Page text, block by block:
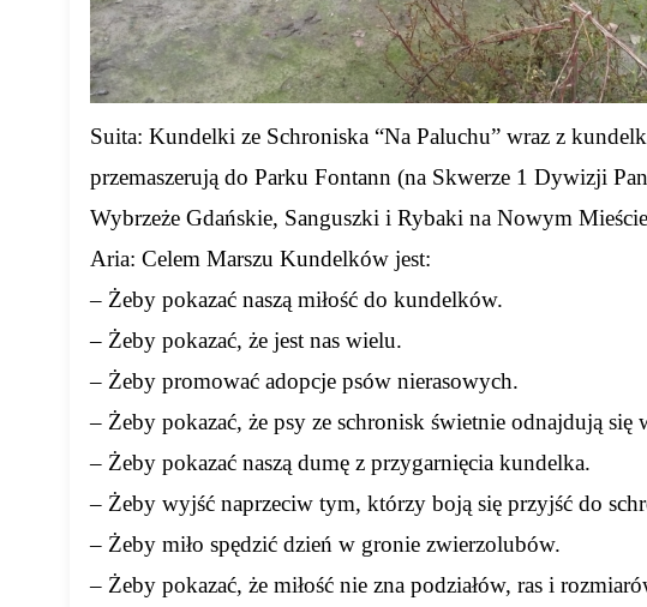
Suita: Kundelki ze Schroniska “Na Paluchu” wraz z
przemaszerują do Parku Fontann (na Skwerze 1 Dywizji
Wybrzeże Gdańskie, Sanguszki i Rybaki na Nowym
Aria: Celem Marszu Kundelków jest:
– Żeby pokazać naszą miłość do kundelków.
– Żeby pokazać, że jest nas wielu.
– Żeby promować adopcje psów nierasowych.
– Żeby pokazać, że psy ze schronisk świetnie odnajdują się
– Żeby pokazać naszą dumę z przygarnięcia kundelka.
– Żeby wyjść naprzeciw tym, którzy boją się przyjść do
– Żeby miło spędzić dzień w gronie zwierzolubów.
– Żeby pokazać, że miłość nie zna podziałów, ras i